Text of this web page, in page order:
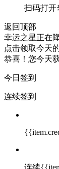
扫码打开
返回顶部
幸运之星正在
点击领取今天
恭喜！您今天
今日签到
连续签到
连续